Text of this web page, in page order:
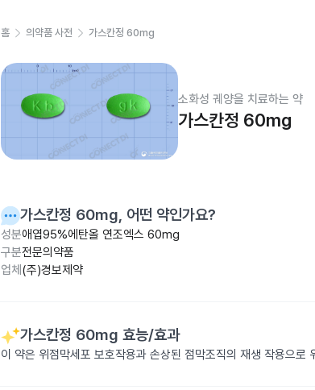
홈 의약품 사전 가스칸정 60mg
소화성 궤양을 치료하는 약
가스칸정 60mg
가스칸정 60mg, 어떤 약인가요?
성분애엽95%에탄올 연조엑스 60mg
구분전문의약품
업체 (주)경보제약
가스칸정 60mg 효능/효과
이 약은 위점막세포 보호작용과 손상된 점막조직의 재생 작용으로